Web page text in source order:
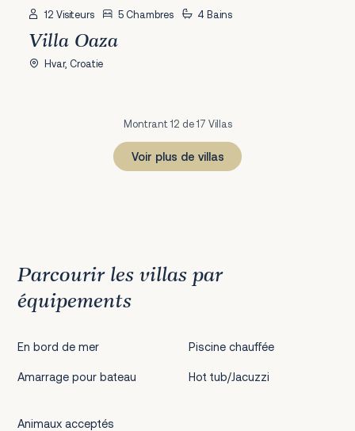
12 Visiteurs 5 Chambres 4 Bains
Villa Oaza
Hvar, Croatie
Montrant 12 de 17 Villas
Voir plus de villas
Parcourir les villas par
équipements
En bord de mer
Amarrage pour bateau
Piscine chauffée
Hot tub/Jacuzzi
Animaux acceptés